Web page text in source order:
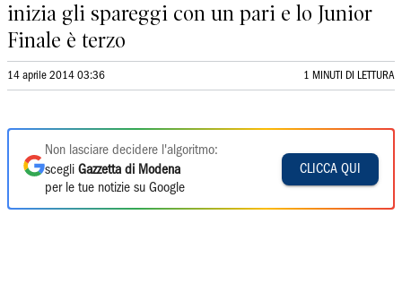
inizia gli spareggi con un pari e lo Junior
Finale è terzo
14 aprile 2014 03:36 1 MINUTI DI LETTURA
Non lasciare decidere l'algoritmo:
scegli Gazzetta di Modena
per le tue notizie su Google
CLICCA QUI